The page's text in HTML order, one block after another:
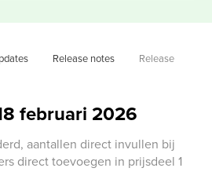
Release notes
Release
februari 2026
aantallen direct invullen bij
direct toevoegen in prijsdeel 1